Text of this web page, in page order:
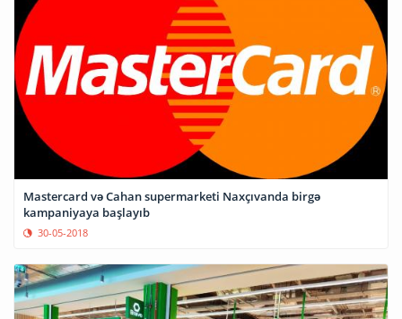
Mastercard və Cahan supermarketi Naxçıvanda birgə
kampaniyaya başlayıb
30-05-2018